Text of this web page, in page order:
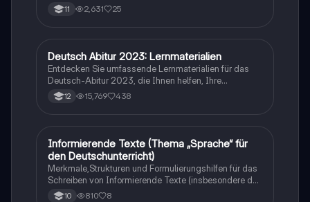
11 2,631 25
Deutsch
Deutsch Abitur 2023: Lernmaterialien
Entdecken Sie umfassende Lernmaterialien für das
Deutsch-Abitur 2023, die Ihnen helfen, Ihre
Kenntnisse in Literatur, Sprachtheorie und Dramaturgie
zu vertiefen. Diese Sammlung umfasst Analysen zu
wahrnehmung. Ideal für Schüler, die sich auf ihre
Prüfungen vorbereiten und 15 Punkte anstreben.
12 15,769 438
Deutsch
Informierende Texte (Thema „Sprache“ für
den Deutschunterricht)
Merkmale,Strukturen und Formulierungshilfen für das
Schreiben von Informierende Texte (insbesondere das
Thema „Sprache“
10 810 8